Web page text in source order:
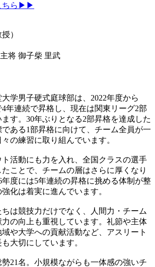
ちら▶▶
）
将 御子柴 里武
学男子硬式庭球部は、2022年度から
4年連続で昇格し、現在は関東リーグ2部
す。30年ぶりとなる2部昇格を達成した
ある1部昇格に向けて、チーム全員が一
の練習に取り組んでいます。
活動にも力を入れ、全国クラスの選手
ことで、チームの層はさらに厚くなり
年度には5年連続の昇格に挑める体制が整
化は着実に進んでいます。
ちは競技力だけでなく、人間力・チーム
の向上も重視しています。礼節や主体
や大学への貢献活動など、アスリート
大切にしています。
勢21名。小規模ながらも一体感の強いチ